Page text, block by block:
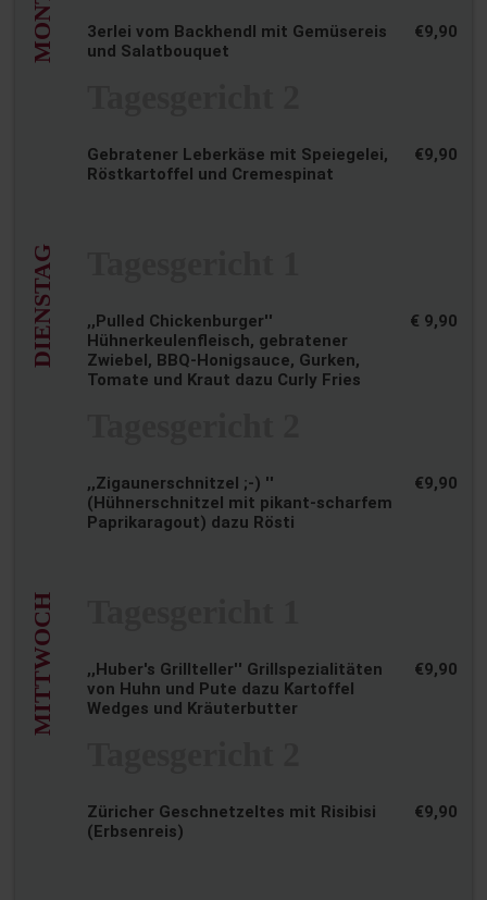
3erlei vom Backhendl mit Gemüsereis
und Salatbouquet
€9,90
Gebratener Leberkäse mit Speiegelei,
Röstkartoffel und Cremespinat
€9,90
DIENSTAG
,,Pulled Chickenburger''
Hühnerkeulenfleisch, gebratener
Zwiebel, BBQ-Honigsauce, Gurken,
Tomate und Kraut dazu Curly Fries
€ 9,90
,,Zigaunerschnitzel ;-) ''
(Hühnerschnitzel mit pikant-scharfem
Paprikaragout) dazu Rösti
€9,90
MITTWOCH
,,Huber's Grillteller'' Grillspezialitäten
von Huhn und Pute dazu Kartoffel
Wedges und Kräuterbutter
€9,90
Züricher Geschnetzeltes mit Risibisi
(Erbsenreis)
€9,90